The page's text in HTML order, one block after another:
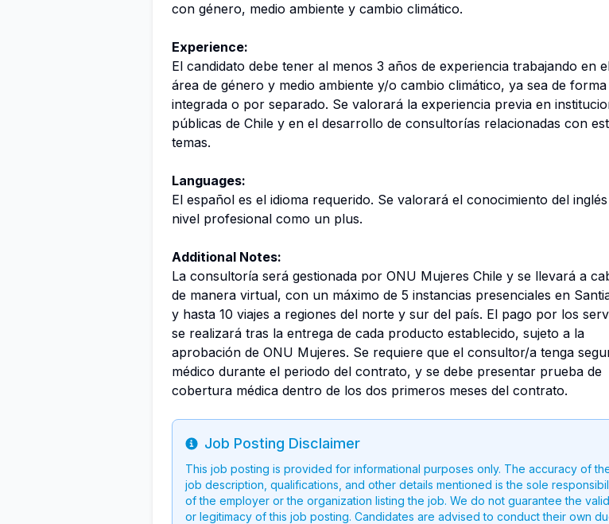
con género, medio ambiente y cambio climático.
Experience:
El candidato debe tener al menos 3 años de experiencia trabajando en
área de género y medio ambiente y/o cambio climático, ya sea de forma
integrada o por separado. Se valorará la experiencia previa en
públicas de Chile y en el desarrollo de consultorías relacionadas con
temas.
Languages:
El español es el idioma requerido. Se valorará el conocimiento del
nivel profesional como un plus.
Additional Notes:
La consultoría será gestionada por ONU Mujeres Chile y se llevará a
de manera virtual, con un máximo de 5 instancias presenciales en
y hasta 10 viajes a regiones del norte y sur del país. El pago por los
se realizará tras la entrega de cada producto establecido, sujeto a la
aprobación de ONU Mujeres. Se requiere que el consultor/a tenga
médico durante el periodo del contrato, y se debe presentar prueba de
cobertura médica dentro de los dos primeros meses del contrato.
Info
Job Posting Disclaimer
This job posting is provided for informational purposes only. The accuracy of
job description, qualifications, and other details mentioned is the sole
of the employer or the organization listing the job. We do not guarantee the
or legitimacy of this job posting. Candidates are advised to conduct their own